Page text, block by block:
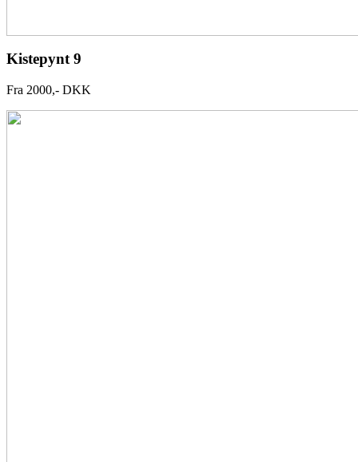
Kistepynt 9
Fra 2000,- DKK